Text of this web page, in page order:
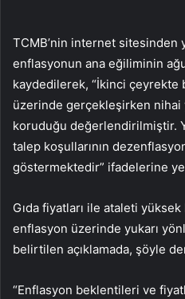
TCMB’nin internet sitesinden
enflasyonun ana eğiliminin
kaydedilerek, “İkinci çeyrekte
üzerinde gerçekleşirken nihai
koruduğu değerlendirilmiştir.
talep koşullarının
göstermektedir” ifadelerine
Gıda fiyatları ile ataleti
enflasyon üzerinde yukarı
belirtilen açıklamada, şöyle
“Enflasyon beklentileri ve